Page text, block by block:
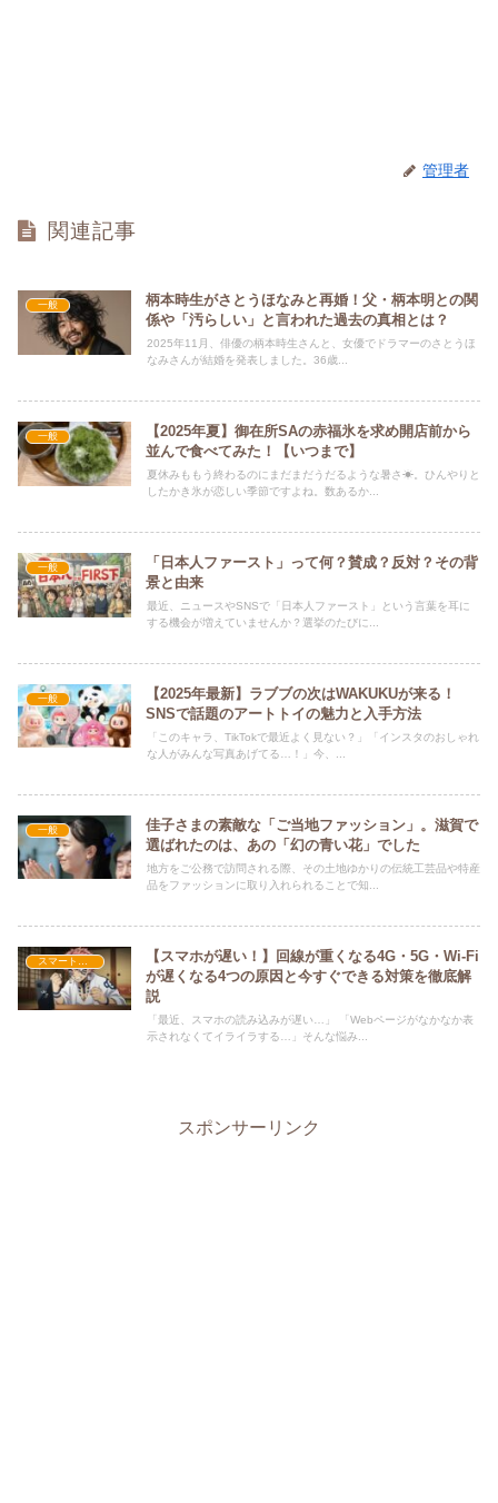
管理者
関連記事
一般
柄本時生がさとうほなみと再婚！父・柄本明との関
係や「汚らしい」と言われた過去の真相とは？
2025年11月、俳優の柄本時生さんと、女優でドラマーのさとうほ
なみさんが結婚を発表しました。36歳...
一般
【2025年夏】御在所SAの赤福氷を求め開店前から
並んで食べてみた！【いつまで】
夏休みももう終わるのにまだまだうだるような暑さ☀。ひんやりと
したかき氷が恋しい季節ですよね。数あるか...
一般
「日本人ファースト」って何？賛成？反対？その背
景と由来
最近、ニュースやSNSで「日本人ファースト」という言葉を耳に
する機会が増えていませんか？選挙のたびに...
一般
【2025年最新】ラブブの次はWAKUKUが来る！
SNSで話題のアートトイの魅力と入手方法
「このキャラ、TikTokで最近よく見ない？」「インスタのおしゃれ
な人がみんな写真あげてる…！」今、...
一般
佳子さまの素敵な「ご当地ファッション」。滋賀で
選ばれたのは、あの「幻の青い花」でした
地方をご公務で訪問される際、その土地ゆかりの伝統工芸品や特産
品をファッションに取り入れられることで知...
【スマホが遅い！】回線が重くなる4G・5G・Wi-Fi
が遅くなる4つの原因と今すぐできる対策を徹底解
説
「最近、スマホの読み込みが遅い…」 「Webページがなかなか表
示されなくてイライラする…」そんな悩み...
スポンサーリンク